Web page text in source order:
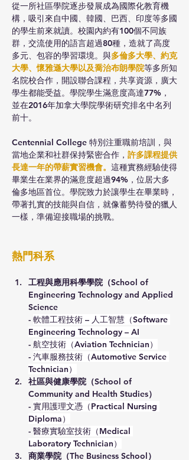
從一所社區學院逐步發展成為國際化教育機
構，吸引來自中國、韓國、巴西、印度等多國
的學生前來就讀。校園內約有100個不同族
群，交流使用的語言超過80種，造就了高度
多元、包容的學習環境。與多倫多大學、約克
大學、懷雅遜大學以及喬治布朗學院等多所知
名院校合作，開設聯合課程，共享資源，廣大
學生都能受益。學院學生滿意度高達77%，
並在2016年加拿大學院學術研究排名中名列
前十。
Centennial College 特別注重職前培訓，與
當地企業和社群保持緊密合作， 許多課程提供
長達一年的帶薪實習機會。 這種實務經驗使得
畢業生在業界的滿意度超過94%，位居大多
倫多地區首位。學院致力於讓學生在畢業時，
帶著扎實的技能與自信，就像蓄勢待發的獵人
一樣，準備迎接職場的挑戰。
熱門科系
工程與應用科學學院（School of
Engineering Technology and Applied
Science
- 軟體工程技術 – 人工智慧（Software
Engineering Technology – AI
- 航空技術（Aviation Technician）
- 汽車服務技術（Automotive Service
Technician）
社區與健康學院（School of
Community and Health Studies）
- 實用護理文憑（Practical Nursing
Diploma）
- 醫療實驗室技術（Medical
Laboratory Technician）
商業學院（The Business School）